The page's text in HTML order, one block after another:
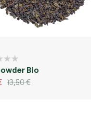
Bio
13,50€